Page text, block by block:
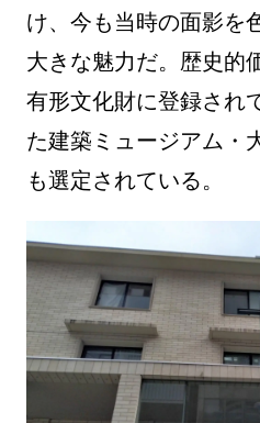
け、今も当時の面影を
大きな魅力だ。歴史的
有形文化財に登録され
た建築ミュージアム・
も選定されている。